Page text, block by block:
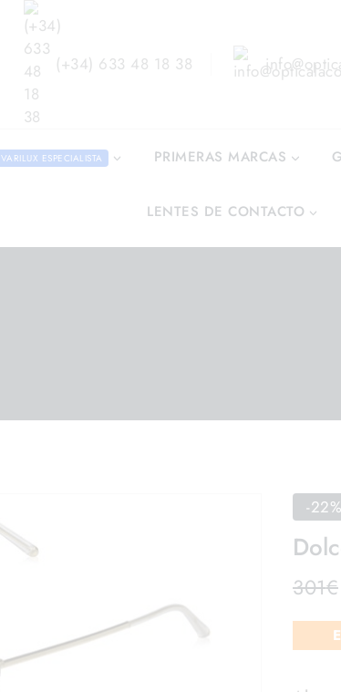
(+34) 633 48 18 38
VARILUX ESPECIALISTA PRIMERAS MARCAS
LENTES DE CONTACTO
-22%
301€